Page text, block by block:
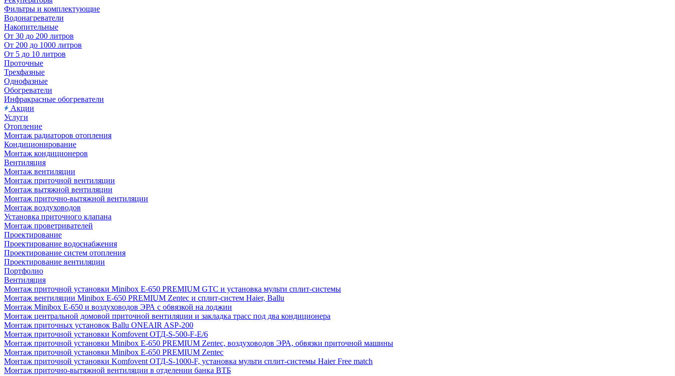
Фильтры и комплектующие
Водонагреватели
Накопительные
От 30 до 200 литров
От 200 до 1000 литров
От 5 до 10 литров
Проточные
Трехфазные
Однофазные
Обогреватели
Инфракрасные обогреватели
Акции
Услуги
Отопление
Монтаж радиаторов отопления
Кондиционирование
Монтаж кондиционеров
Вентиляция
Монтаж вентиляции
Монтаж приточной вентиляции
Монтаж вытяжной вентиляции
Монтаж приточно-вытяжной вентиляции
Монтаж воздуховодов
Установка приточного клапана
Монтаж проветривателей
Проектирование
Проектирование водоснабжения
Проектирование систем отопления
Проектирование вентиляции
Портфолио
Вентиляция
Монтаж приточной установки Minibox E-650 PREMIUM GTC и установка мульти сплит-системы
Монтаж вентиляции Minibox E-650 PREMIUM Zentec и сплит-систем Haier, Ballu
Монтаж Minibox E-650 и воздуховодов ЭРА с обвязкой на лоджии
Монтаж центральной домовой приточной вентиляции и закладка трасс под два кондиционера
Монтаж приточных установок Ballu ONEAIR ASP-200
Монтаж приточной установки Komfovent ОТД-S-500-F-E/6
Монтаж приточной установки Minibox E-650 PREMIUM Zentec, воздуховодов ЭРА, обвязки приточной машины
Монтаж приточной установки Minibox E-650 PREMIUM Zentec
Монтаж приточной установки Komfovent ОТД-S-1000-F, установка мульти сплит-системы Haier Free match
Монтаж приточно-вытяжной вентиляции в отделении банка ВТБ